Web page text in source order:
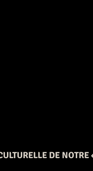
DE NOTRE